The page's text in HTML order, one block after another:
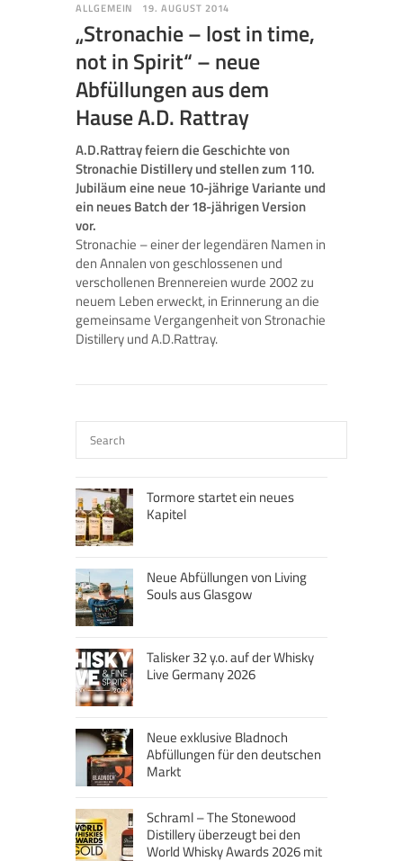
ALLGEMEIN 19. AUGUST 2014
„Stronachie – lost in time,
not in Spirit“ – neue
Abfüllungen aus dem
Hause A.D. Rattray
A.D.Rattray feiern die Geschichte von
Stronachie Distillery und stellen zum 110.
Jubiläum eine neue 10-jährige Variante und
ein neues Batch der 18-jährigen Version
vor.
Stronachie – einer der legendären Namen in
den Annalen von geschlossenen und
verschollenen Brennereien wurde 2002 zu
neuem Leben erweckt, in Erinnerung an die
gemeinsame Vergangenheit von Stronachie
Distillery und A.D.Rattray.
Tormore startet ein neues
Kapitel
Neue Abfüllungen von Living
Souls aus Glasgow
Talisker 32 y.o. auf der Whisky
Live Germany 2026
Neue exklusive Bladnoch
Abfüllungen für den deutschen
Markt
Schraml – The Stonewood
Distillery überzeugt bei den
World Whisky Awards 2026 mit